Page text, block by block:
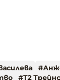
#
#Т2